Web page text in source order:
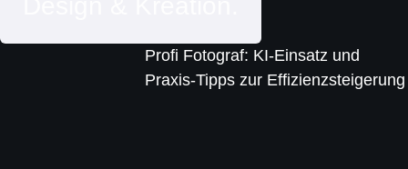
Profi Fotograf: KI-Einsatz und
Praxis-Tipps zur Effizienzsteigerung